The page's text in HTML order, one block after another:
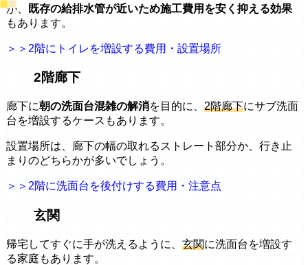
か、
既存の給排水管が近いため施工費用を安く抑える効果
もあります。
＞＞2階にトイレを増設する費用・設置場所
2階廊下
廊下に朝の洗面台混雑の解消を目的に、 2階廊下にサブ洗面
台を増設するケースもあります。
設置場所は、廊下の幅の取れるストレート部分か、行き止
まりのどちらかが多いでしょう。
＞＞2階に洗面台を後付けする費用・注意点
玄関
帰宅してすぐに手が洗えるように、 玄関に洗面台を増設す
る家庭もあります。